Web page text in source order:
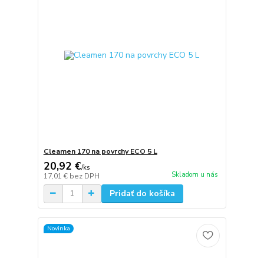
Cleamen 170 na povrchy ECO 5 L
20,92 €/ks
17,01 € bez DPH Skladom u nás
Pridať do košíka
Novinka